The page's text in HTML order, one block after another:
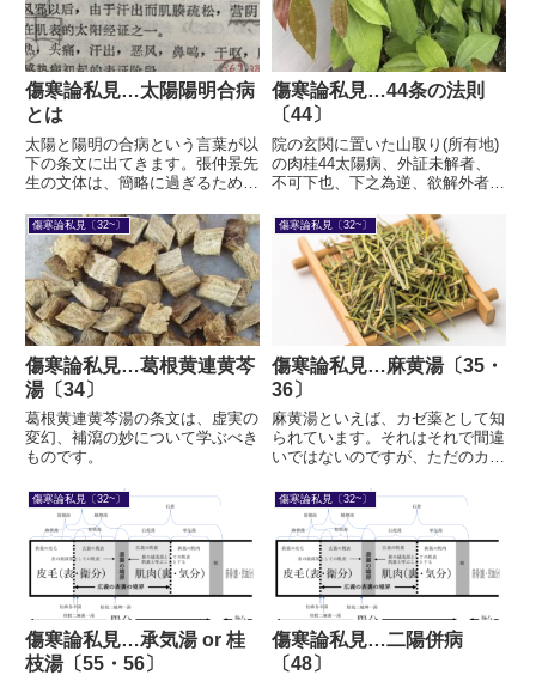
傷寒論私見…太陽陽明合病
とは
太陽と陽明の合病という言葉が以
下の条文に出てきます。張仲景先
生の文体は、簡略に過ぎるため洞
めにはまず、すぐれた国語力が必
要です。まず、太陽陽明合病とは
何か、ということを明確にしてか
ら、それぞれの薬の説明に行き
た...
傷寒論私見…44条の法則
〔44〕
院の玄関に置いた山取り(所有地)
の肉桂44太陽病、外証未解者、
不可下也、下之為逆、欲解外者、
の法則本条は42条を承けながら
も、大原則を歌っています。原則
は3つあります。まず、分かりや
すくするために条文を2つに...
傷寒論私見〔32~〕
傷寒論私見…葛根黄連黄芩
湯〔34〕
葛根黄連黄芩湯の条文は、虚実の
変幻、補瀉の妙について学ぶべき
ものです。
傷寒論私見〔32~〕
傷寒論私見…麻黄湯〔35・
36〕
麻黄湯といえば、カゼ薬として知
られています。それはそれで間違
いではないのですが、ただのカゼ
なってしまいます。漢方薬とはそ
んな浅いものではありません。麻
黄湯は「表証」の薬です。表と裏
は陰陽です。表を治せば裏も治
る...
傷寒論私見〔32~〕
傷寒論私見…承気湯 or 桂
枝湯〔55・56〕
傷寒論私見〔32~〕
傷寒論私見…二陽併病
〔48〕